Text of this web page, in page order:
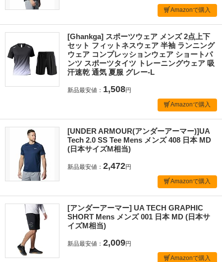
Amazonで購入
[Ghankga] スポーツウェア メンズ 2点上下
セット フィットネスウェア 半袖 ランニング
ウェア コンプレッションウェア ショートパ
ンツ スポーツタイツ トレーニングウェア 吸
汗速乾 通気 夏服 グレー-L
新品最安値： 1,508円
Amazonで購入
[UNDER ARMOUR(アンダーアーマー)]UA
Tech 2.0 SS Tee Mens メンズ 408 日本 MD
(日本サイズM相当)
新品最安値： 2,472円
Amazonで購入
[アンダーアーマー] UA TECH GRAPHIC
SHORT Mens メンズ 001 日本 MD (日本サ
イズM相当)
新品最安値： 2,009円
Amazonで購入